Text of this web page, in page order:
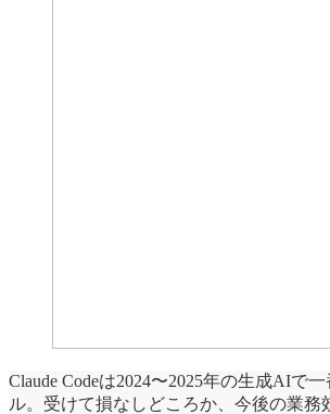
Claude Codeは2024〜2025年の生成AIで
ル。受けて損なしどころか、今後の業務